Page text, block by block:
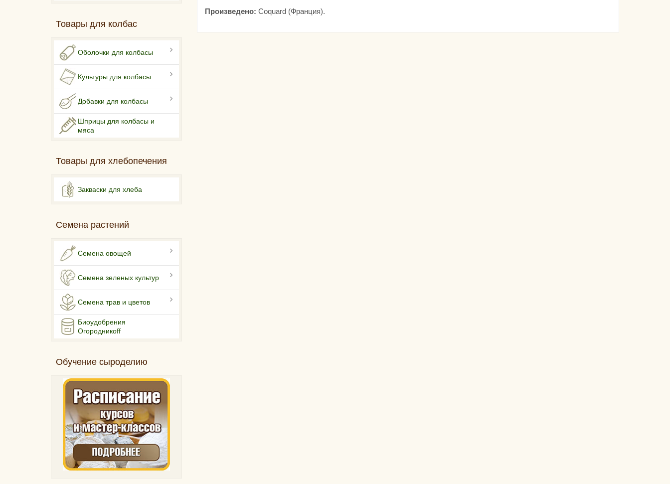
Товары для колбас
Оболочки для колбасы
Культуры для колбасы
Добавки для колбасы
Шприцы для колбасы и
мяса
Товары для хлебопечения
Закваски для хлеба
Семена растений
Семена овощей
Семена зеленых культур
Семена трав и цветов
Биоудобрения
Огородникоff
Обучение сыроделию
Произведено: Coquard (Франция).